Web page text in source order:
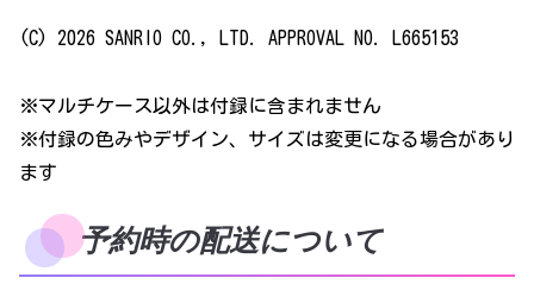
(C) 2026 SANRIO CO., LTD. APPROVAL NO. L665153
※マルチケース以外は付録に含まれません
※付録の色みやデザイン、サイズは変更になる場合があり
ます
予約時の配送について